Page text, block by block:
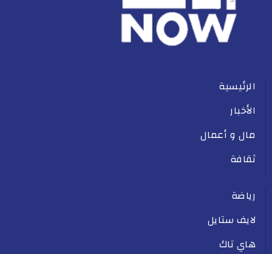
الرئيسية
الأخبار
مال و أعمال
ثقافة
رياضة
لايف ستايل
هاي تاك